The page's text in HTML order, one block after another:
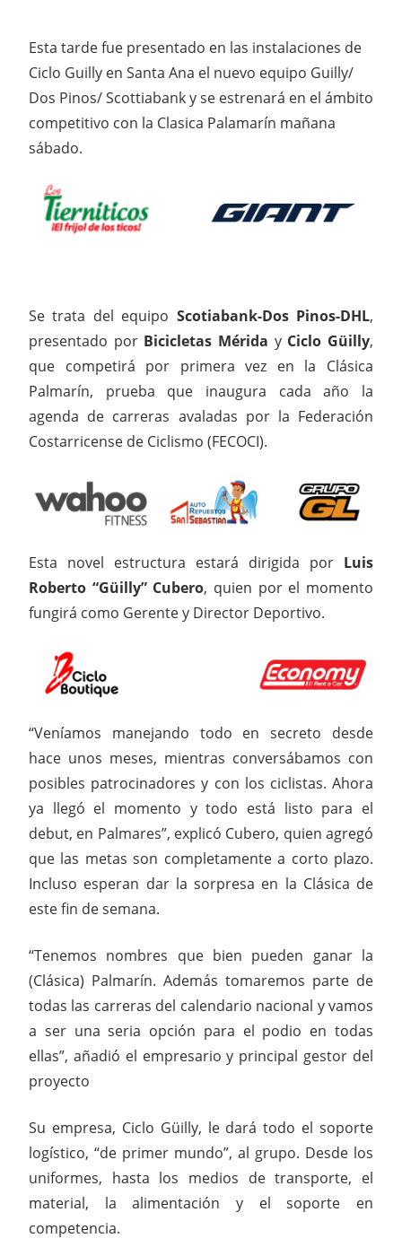
Esta tarde fue presentado en las instalaciones de
Ciclo Guilly en Santa Ana el nuevo equipo Guilly/
Dos Pinos/ Scottiabank y se estrenará en el ámbito
competitivo con la Clasica Palamarín mañana
sábado.
Se trata del equipo Scotiabank-Dos Pinos-DHL,
presentado por Bicicletas Mérida y Ciclo Güilly,
que competirá por primera vez en la Clásica
Palmarín, prueba que inaugura cada año la
agenda de carreras avaladas por la Federación
Costarricense de Ciclismo (FECOCI).
Esta novel estructura estará dirigida por Luis
Roberto “Güilly” Cubero, quien por el momento
fungirá como Gerente y Director Deportivo.
“Veníamos manejando todo en secreto desde
hace unos meses, mientras conversábamos con
posibles patrocinadores y con los ciclistas. Ahora
ya llegó el momento y todo está listo para el
debut, en Palmares”, explicó Cubero, quien agregó
que las metas son completamente a corto plazo.
Incluso esperan dar la sorpresa en la Clásica de
este fin de semana.
“Tenemos nombres que bien pueden ganar la
(Clásica) Palmarín. Además tomaremos parte de
todas las carreras del calendario nacional y vamos
a ser una seria opción para el podio en todas
ellas”, añadió el empresario y principal gestor del
proyecto
Su empresa, Ciclo Güilly, le dará todo el soporte
logístico, “de primer mundo”, al grupo. Desde los
uniformes, hasta los medios de transporte, el
material, la alimentación y el soporte en
competencia.